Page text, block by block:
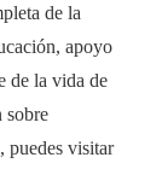
de la
apoyo
de la vida de
sobre
puedes visitar